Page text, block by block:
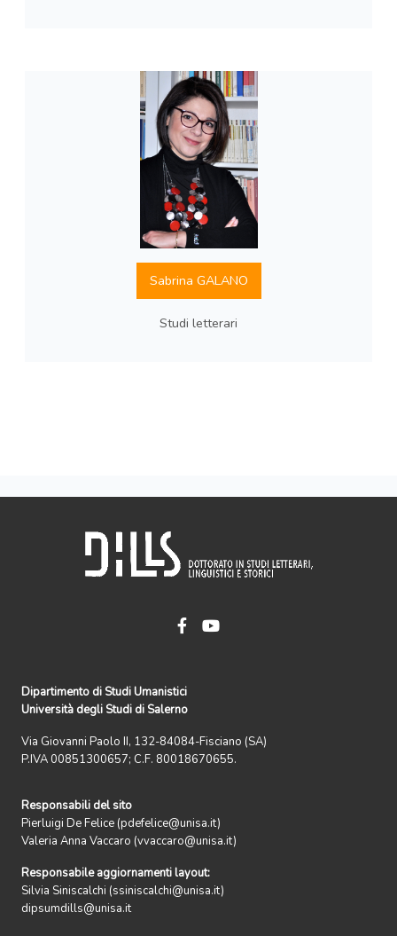
Sabrina GALANO
Studi letterari
Dipartimento di Studi Umanistici
Università degli Studi di Salerno
Via Giovanni Paolo II, 132-84084-Fisciano (SA)
P.IVA 00851300657; C.F. 80018670655.
Responsabili del sito
Pierluigi De Felice (pdefelice@unisa.it)
Valeria Anna Vaccaro (vvaccaro@unisa.it)
Responsabile aggiornamenti layout:
Silvia Siniscalchi (ssiniscalchi@unisa.it)
dipsumdills@unisa.it